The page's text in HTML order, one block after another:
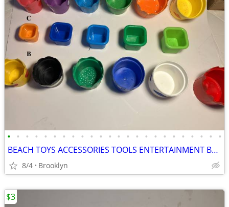
• • • • • • • • • • • • • • • • • • • • • • • •
BEACH TOYS ACCESSORIES TOOLS ENTERTAINMENT BREAKAWAY KIDS OUTDOOR FUN
8/4 Brooklyn
$3